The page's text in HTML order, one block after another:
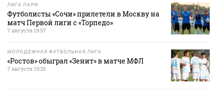
ЛИГА ПАРИ
Футболисты «Сочи» прилетели в Москву на
матч Первой лиги с «Торпедо»
7 августа 19:57
МОЛОДЕЖНАЯ ФУТБОЛЬНАЯ ЛИГА
«Ростов» обыграл «Зенит» в матче МФЛ
7 августа 19:25